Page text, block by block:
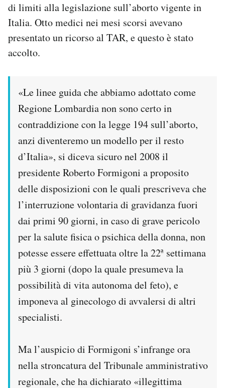
Regala il Post
Hai bisogno di aiuto?
Esci
di limiti alla legislazione sull’aborto vigente in
Italia. Otto medici nei mesi scorsi avevano
presentato un ricorso al TAR, e questo è stato
accolto.
«Le linee guida che abbiamo adottato come
Regione Lombardia non sono certo in
contraddizione con la legge 194 sull’aborto,
anzi diventeremo un modello per il resto
d’Italia», si diceva sicuro nel 2008 il
presidente Roberto Formigoni a proposito
delle disposizioni con le quali prescriveva che
l’interruzione volontaria di gravidanza fuori
dai primi 90 giorni, in caso di grave pericolo
per la salute fisica o psichica della donna, non
potesse essere effettuata oltre la 22ª settimana
più 3 giorni (dopo la quale presumeva la
possibilità di vita autonoma del feto), e
imponeva al ginecologo di avvalersi di altri
specialisti.
Ma l’auspicio di Formigoni s’infrange ora
nella stroncatura del Tribunale amministrativo
regionale, che ha dichiarato «illegittima